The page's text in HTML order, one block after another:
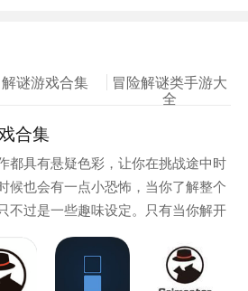
处环境、分析利弊，关于外星人
必须学会区分每个人的内在活
!
精彩的冒险活动，你的每个选择
解谜游戏合集
冒险解谜类手游大
全
合集
都具有悬疑色彩，让你在挑战途中时
候也会有一点小恐怖，当你了解整个
不过是一些趣味设定。只有当你解开
后，你才能知道整个事件发生的起因
持一种懵逼的状态，越是好的解谜游
多，也更难让你推理，这样才能增加